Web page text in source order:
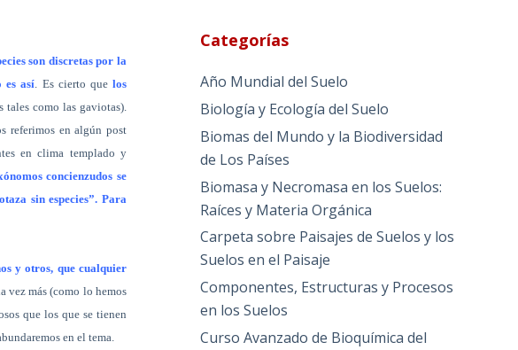
son discretas por la
es así. Es cierto que los
tales como las gaviotas).
referimos en algún post
en clima templado y
concienzudos se
sin especies”. Para
y otros, que cualquier
vez más (como lo hemos
que los que se tienen
en el tema.
Categorías
Año Mundial del Suelo
Biología y Ecología del Suelo
Biomas del Mundo y la Biodiversidad
de Los Países
Biomasa y Necromasa en los Suelos:
Raíces y Materia Orgánica
Carpeta sobre Paisajes de Suelos y los
Suelos en el Paisaje
Componentes, Estructuras y Procesos
en los Suelos
Curso Avanzado de Bioquímica del